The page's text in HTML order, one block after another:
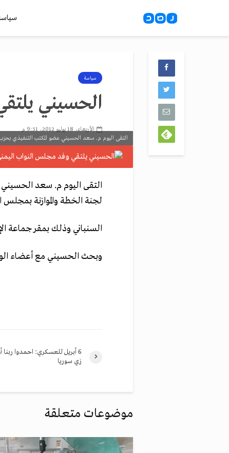
سياسة
الحسيني
الأربعاء، 18 يوليو 2012، 9:51 م
التقى اليوم م. سعد الحسيني عضو المكتب التنفيذي
التقى اليوم م. سعد الحسيني
لجنة الخطة والموازنة
السنباني وذلك بمقر جماعة
وبحث الحسيني مع أعضاء
زي ‫سوريا
موضوعات متعلقة